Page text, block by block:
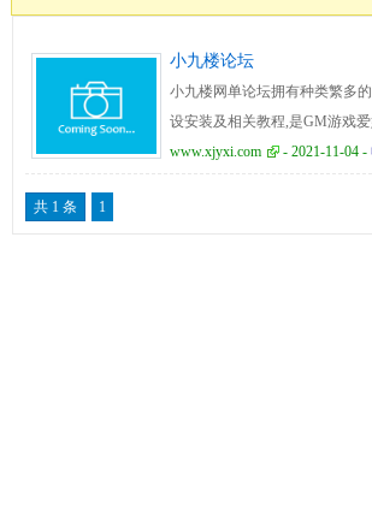
小九楼论坛
小九楼网单论坛拥有种类繁多
设安装及相关教程,是GM游戏
www.xjyxi.com
- 2021-11-04 -
共 1 条 1